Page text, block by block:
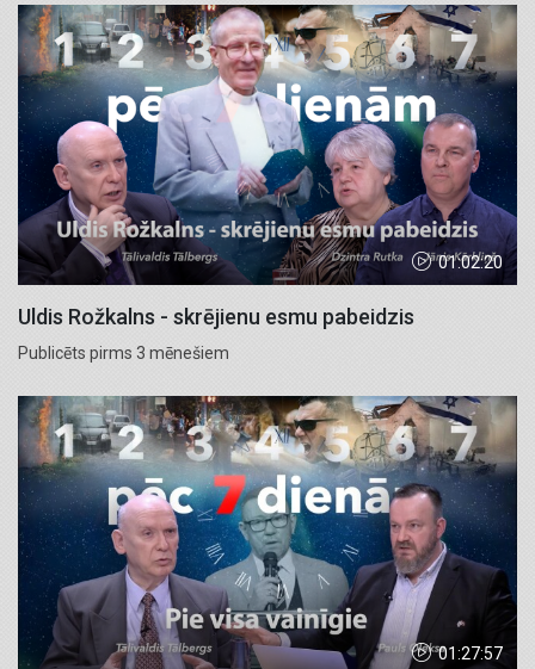
01:02:20
Uldis Rožkalns - skrējienu esmu pabeidzis
Publicēts pirms 3 mēnešiem
01:27:57